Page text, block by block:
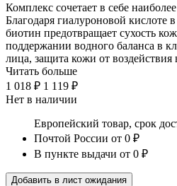
Комплекс сочетает в себе
Благодаря гиалуроновой кислоте
биотин предотвращает сухость
поддержании водного баланса в
лица, защита кожи от
Читать больше
1 018 ₽ 1 119 ₽
Нет в наличии
Европейский товар, срок
Почтой России от 0 ₽
В пункте выдачи от 0 ₽
Добавить в лист ожидания